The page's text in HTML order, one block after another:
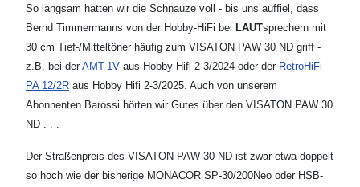
So langsam hatten wir die Schnauze voll - bis uns auffiel, dass
Bernd Timmermanns von der Hobby-HiFi bei LAUTsprechern mit
30 cm Tief-/Mitteltöner häufig zum VISATON PAW 30 ND griff -
z.B. bei der AMT-1V aus Hobby Hifi 2-3/2024 oder der RetroHiFi-
PA 12/2R aus Hobby Hifi 2-3/2025. Auch von unserem
Abonnenten Barossi hörten wir Gutes über den VISATON PAW 30
ND . . .
Der Straßenpreis des VISATON PAW 30 ND ist zwar etwa doppelt
so hoch wie der bisherige MONACOR SP-30/200Neo oder HSB-